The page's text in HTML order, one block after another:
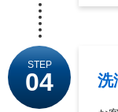
STEP
04 洗